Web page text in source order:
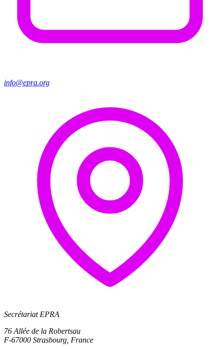
info@epra.org
Secrétariat EPRA
76 Allée de la Robertsau
F-67000 Strasbourg, France